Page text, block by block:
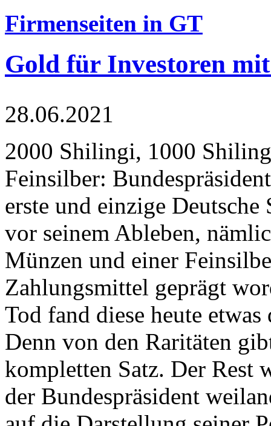
Firmenseiten in GT
Gold für Investoren
28.06.2021
2000 Shilingi, 1000
Feinsilber:
erste und einzige Deutsche
vor seinem Ableben,
Münzen und einer
Zahlungsmittel geprägt
Tod fand diese heute
Denn von den Raritäten
kompletten Satz. Der Rest
der Bundespräsident